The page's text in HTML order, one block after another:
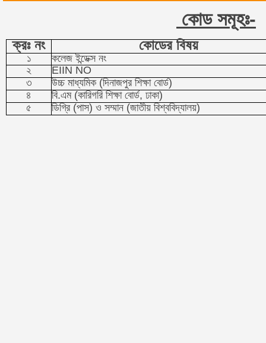
কোড সমূহঃ-
ক্রঃ নং কোডের বিষয়
১
কলেজ ইন্ডেক্স নং
২
EIIN NO
৩
উচ্চ মাধ্যমিক (দিনাজপুর শিক্ষা বোর্ড)
৪
বি.এম (কারিগরি শিক্ষা বোর্ড, ঢাকা)
৫
ডিগ্রি (পাস) ও সম্মান (জাতীয় বিশ্ববিদ্যালয়)